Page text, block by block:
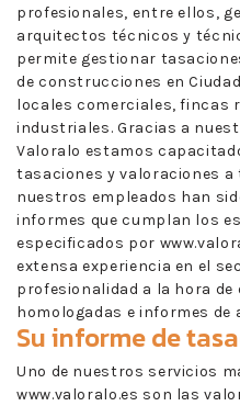
profesionales, entre ellos,
arquitectos técnicos y
permite gestionar
de construcciones en
locales comerciales, fincas
industriales. Gracias a
Valoralo estamos
tasaciones y valoraciones a
nuestros empleados han
informes que cumplan los
especificados por
extensa experiencia en el
profesionalidad a la hora
homologadas e informes de
Su informe de
Uno de nuestros servicios
www.valoralo.es son las